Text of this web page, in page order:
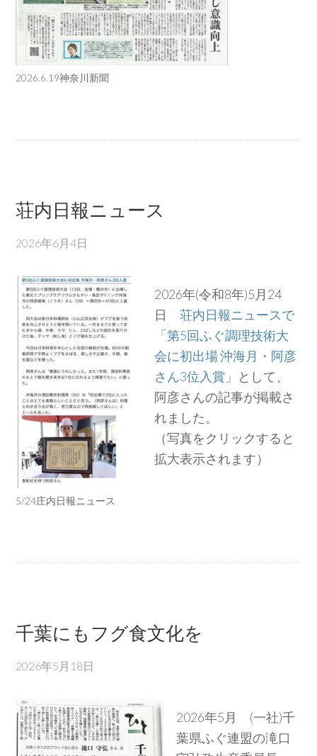
2026.6.19神奈川新聞
荘内日報ニュース
2026年6月4日
5/24庄内日報ニュース
2026年(令和8年)5月24
日荘内日報ニュースで
「第5回ふぐ調理技術大
会に初出場 沖海月・阿彦
さん3位入賞 」として、
阿彦さんの記事が掲載さ
れました。
（写真をクリックすると
拡大表示されます）
千葉にもフグ食文化を
2026年5月18日
2026年5月 (一社)千
葉県ふぐ連盟の滝口